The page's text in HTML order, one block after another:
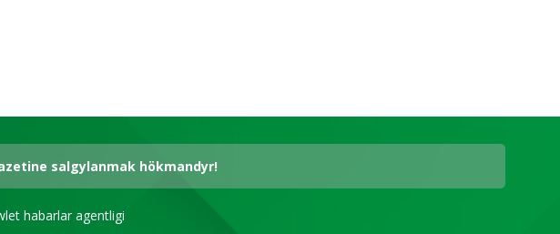
salgylanmak hökmandyr!
habarlar agentligi